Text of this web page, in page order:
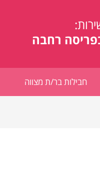
רחבה
חבילות בר/ת מצווה